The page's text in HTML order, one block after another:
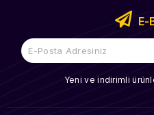
E-
Yeni ve indirimli